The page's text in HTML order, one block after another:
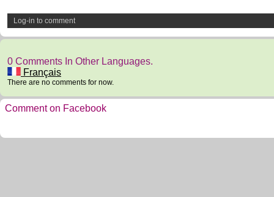
Log-in to comment
0 Comments In Other Languages.
Français
There are no comments for now.
Comment on Facebook